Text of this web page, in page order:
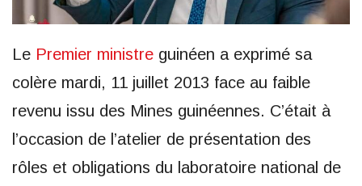
Le Premier ministre guinéen a exprimé sa
colère mardi, 11 juillet 2013 face au faible
revenu issu des Mines guinéennes. C’était à
l’occasion de l’atelier de présentation des
rôles et obligations du laboratoire national de